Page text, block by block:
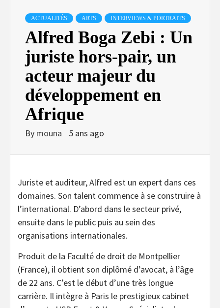
ACTUALITÉS ARTS INTERVIEWS & PORTRAITS
Alfred Boga Zebi : Un
juriste hors-pair, un
acteur majeur du
développement en
Afrique
By mouna 5 ans ago
Juriste et auditeur, Alfred est un expert dans ces
domaines. Son talent commence à se construire à
l’international. D’abord dans le secteur privé,
ensuite dans le public puis au sein des
organisations internationales.
Produit de la Faculté de droit de Montpellier
(France), il obtient son diplômé d’avocat, à l’âge
de 22 ans. C’est le début d’une très longue
carrière. Il intègre à Paris le prestigieux cabinet